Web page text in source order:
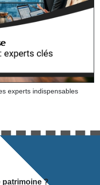
experts indispensables
patrimoine ?